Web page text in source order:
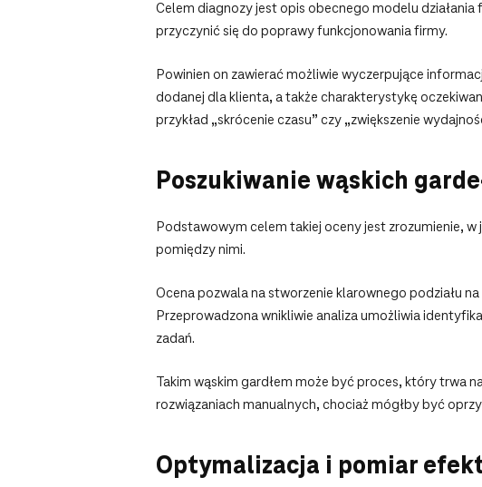
Celem diagnozy jest opis obecnego modelu
przyczynić się do poprawy funkcjonowania firmy.
Powinien on zawierać możliwie wyczerpujące
dodanej dla klienta, a także charakterystykę
przykład „skrócenie czasu” czy „zwiększenie
Poszukiwanie wąskich
Podstawowym celem takiej oceny jest zrozumienie,
pomiędzy nimi.
Ocena pozwala na stworzenie klarownego podziału
Przeprowadzona wnikliwie analiza umożliwia
zadań.
Takim wąskim gardłem może być proces, który trwa
rozwiązaniach manualnych, chociaż mógłby być
Optymalizacja i pomiar